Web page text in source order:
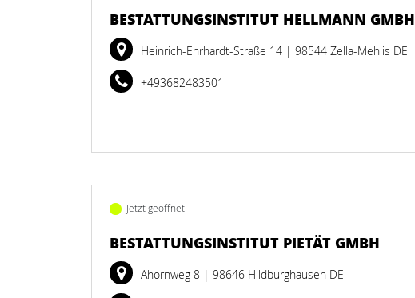
BESTATTUNGSINSTITUT HELLMANN GMBH
Heinrich-Ehrhardt-Straße 14 | 98544 Zella-Mehlis DE
+493682483501
Jetzt geöffnet
BESTATTUNGSINSTITUT PIETÄT GMBH
Ahornweg 8 | 98646 Hildburghausen DE